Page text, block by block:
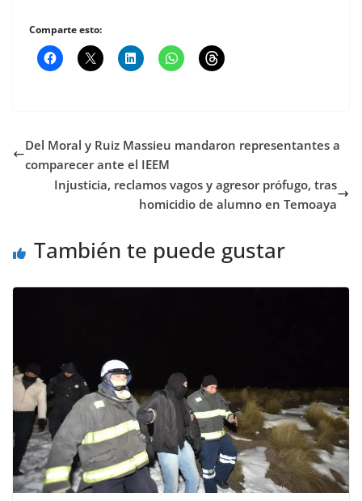
Comparte esto:
Del Moral y Ruiz Massieu mandaron representantes a
comparecer ante el IEEM
Injusticia, reclamos vagos y agresor prófugo, tras
homicidio de alumno en Temoaya
También te puede gustar